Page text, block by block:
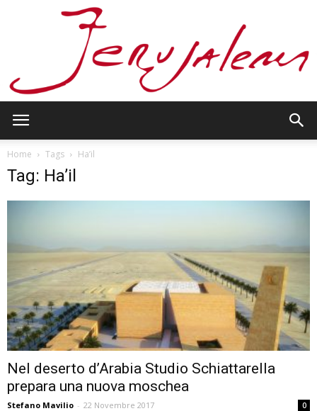
Home Tags Ha’il
Tag: Ha’il
Nel deserto d’Arabia Studio Schiattarella
prepara una nuova moschea
Stefano Mavilio - 22 Novembre 2017 0